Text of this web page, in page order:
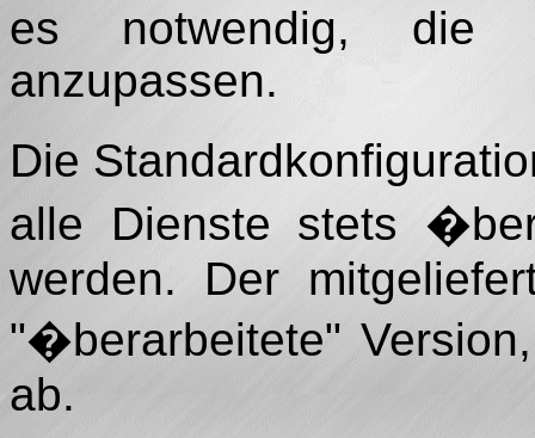
es notwendig, die
anzupassen.
Die
alle Dienste stets
werden. Der
"�berarbeitete"
ab.